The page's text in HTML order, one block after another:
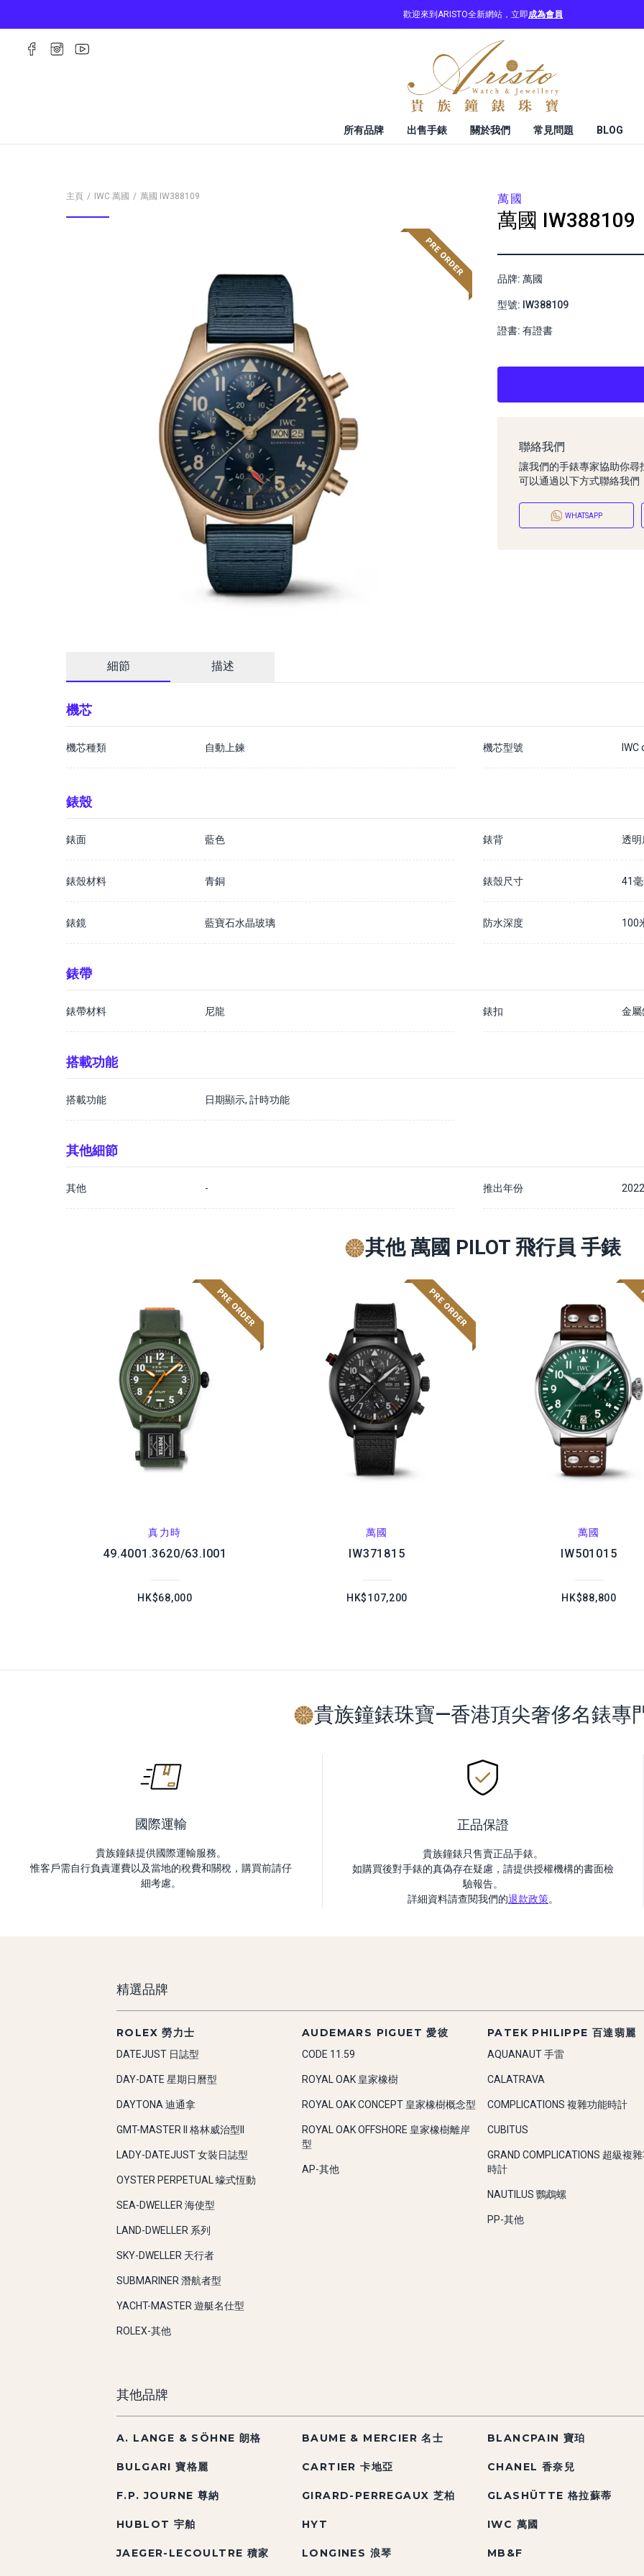
歡迎來到ARISTO全新網站，立即成為會員
所有品牌 出售手錶 關於我們 常見問題 BLOG
主頁 IWC 萬國 萬國 IW388109 萬國
萬國 IW388109
品牌: 萬國
型號: IW388109
證書: 有證書
聯絡我們
讓我們的手錶專家協助你尋
可以通過以下方式聯絡我們
WHATSAPP
細節 描述
機芯
機芯種類 自動上鍊 機芯型號 IWC
錶殼
錶面 藍色 錶背 透
錶殼材料 青銅 錶殼尺寸 41
錶鏡 藍寶石水晶玻璃 防水深度 100
錶帶
錶帶材料 尼龍 錶扣 金
搭載功能
搭載功能 日期顯示, 計時功能
其他細節
其他 - 推出年份
其他 萬國 PILOT 飛行員 手錶
真力時
49.4001.3620/63.I001
HK$68,000
萬國
IW371815
HK$107,200
萬國
IW501015
HK$88,800
貴族鐘錶珠寶—香港頂尖奢侈名錶專
國際運輸
貴族鐘錶提供國際運輸服務。
惟客戶需自行負責運費以及當地的稅費和關稅，購買前請仔
細考慮。
正品保證
貴族鐘錶只售賣正品手錶。
如購買後對手錶的真偽存在疑慮，請提供授權機構的書面檢
驗報告。
詳細資料請查閱我們的退款政策。
精選品牌
ROLEX 勞力士
DATEJUST 日誌型
DAY-DATE 星期日曆型
DAYTONA 迪通拿
GMT-MASTER II 格林威治型II
LADY-DATEJUST 女裝日誌型
OYSTER PERPETUAL 蠔式恆動
SEA-DWELLER 海使型
LAND-DWELLER 系列
SKY-DWELLER 天行者
SUBMARINER 潛航者型
YACHT-MASTER 遊艇名仕型
ROLEX-其他
AUDEMARS PIGUET 愛彼
CODE 11.59
ROYAL OAK 皇家橡樹
ROYAL OAK CONCEPT 皇家橡樹概念型
ROYAL OAK OFFSHORE 皇家橡樹離岸
型
AP-其他
PATEK PHILIPPE 百達翡麗
AQUANAUT 手雷
CALATRAVA
COMPLICATIONS 複雜功能時計
CUBITUS
GRAND COMPLICATIONS 超級複
時計
NAUTILUS 鸚鵡螺
PP-其他
其他品牌
A. LANGE & SÖHNE 朗格 BAUME & MERCIER 名士 BLANCPAIN 寶珀
BULGARI 寶格麗 CARTIER 卡地亞 CHANEL 香奈兒
F.P. JOURNE 尊納 GIRARD-PERREGAUX 芝柏 GLASHÜTTE 格拉蘇蒂
HUBLOT 宇舶 HYT IWC 萬國
JAEGER-LECOULTRE 積家 LONGINES 浪琴 MB&F